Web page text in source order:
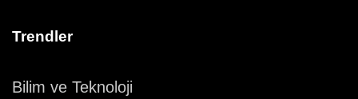
Trendler
Bilim ve Teknoloji